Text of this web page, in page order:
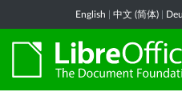
English 中文 (简体)